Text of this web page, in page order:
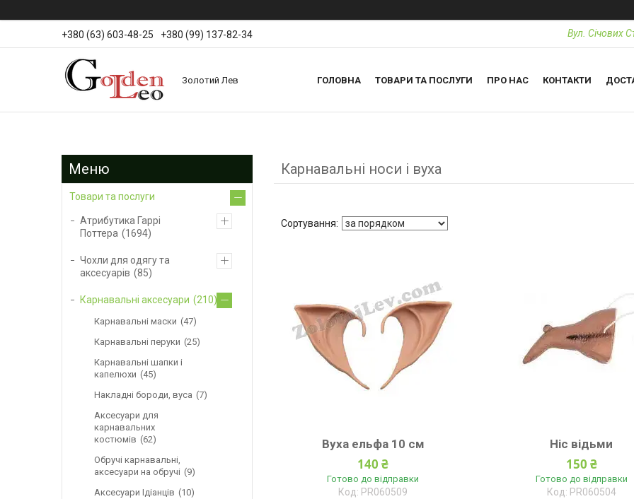
+380 (63) 603-48-25 +380 (99) 137-82-34 Вул. Січових
Золотий Лев ГОЛОВНА ТОВАРИ ТА ПОСЛУГИ ПРО НАС КОНТАКТИ
Карнавальні носи і вуха
Вуха ельфа 10 см
140 ₴
Готово до відправки
PR060509
Ніс відьми
150 ₴
Готово до відправки
PR060504
Товари та послуги
Атрибутика Гаррі
Поттера
1694
Чохли для одягу та
аксесуарів
85
Карнавальні аксесуари 210
Карнавальні маски
47
Карнавальні перуки
25
Карнавальні шапки і
капелюхи
45
Накладні бороди, вуса
7
Аксесуари для
карнавальних
костюмів
62
Обручі карнавальні,
аксесуари на обручі
9
Аксесуари Ідіанців
10